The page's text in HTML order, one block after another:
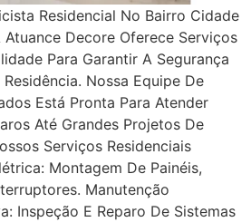
Residencial No Bairro Cidade
Decore Oferece Serviços
Para Garantir A Segurança
Nossa Equipe De
Está Pronta Para Atender
Até Grandes Projetos De
Serviços Residenciais
Montagem De Painéis,
Manutenção
Inspeção E Reparo De Sistemas